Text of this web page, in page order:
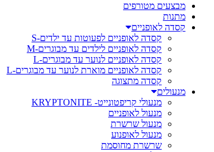
מבצעים מטורפים
מתנות
קסדה לאופניים
קסדה לאופניים לפעוטות עד ילדים-S
קסדה לאופניים לילדים עד מבוגרים-M
קסדה לאופניים לנוער עד מבוגרים-L
קסדה לאופניים מוארת לנוער עד מבוגרים-L
קסדה מתצוגה
מנעולים
מנעולי קריפטונייט- KRYPTONITE
מנעול לאופניים
מנעול שרשרת
מנעול לאופנוע
שרשרת מחוסמת